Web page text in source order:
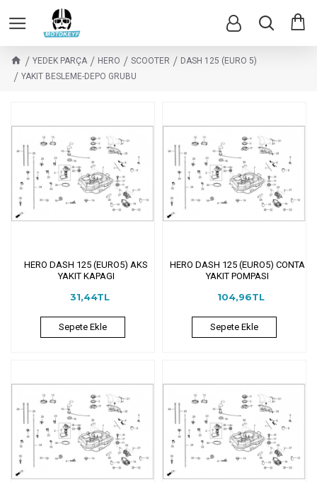
YEDEK PARÇA HERO SCOOTER
DASH 125 (EURO 5)
YAKIT BESLEME-DEPO GRUBU
HERO DASH 125 (EURO5) AKS
YAKIT KAPAGI
31,44TL
Sepete Ekle
HERO DASH 125 (EURO5) CONTA
YAKIT POMPASI
104,96TL
Sepete Ekle